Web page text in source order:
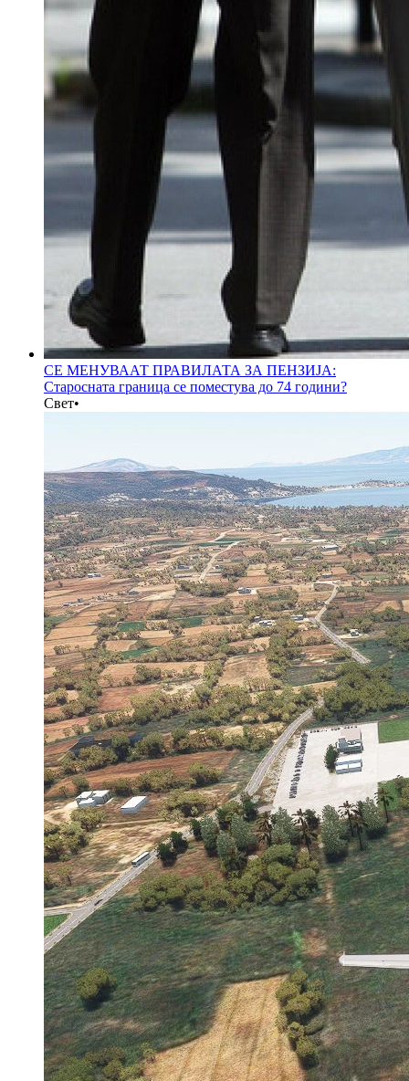
СЕ МЕНУВААТ ПРАВИЛАТА ЗА ПЕНЗИЈА:
Старосната граница се поместува до 74 години?
Свет•